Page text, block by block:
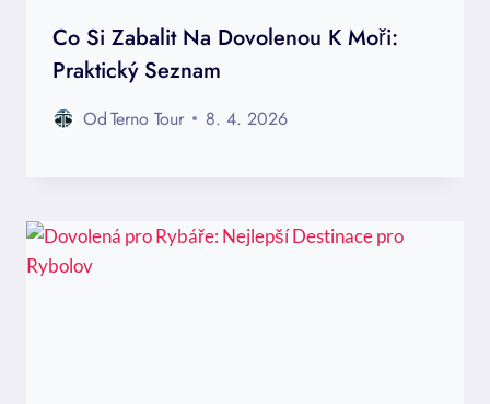
Co Si Zabalit Na Dovolenou K Moři:
Praktický Seznam
OdTerno Tour 8. 4. 2026